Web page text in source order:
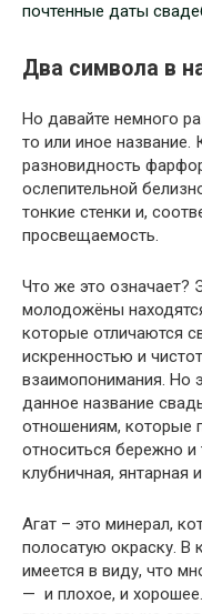
почтенные даты
Два символа в
Но давайте немного
то или иное
разновидность
ослепительной
тонкие стенки и,
просвещаемость.
Что же это означает?
молодожёны
которые отличаются
искренностью и
взаимопонимания. Но
данное название
отношениям, которые
относиться бережно
клубничная, янтарная
Агат – это минерал,
полосатую окраску. В
имеется в виду, что
— и плохое, и